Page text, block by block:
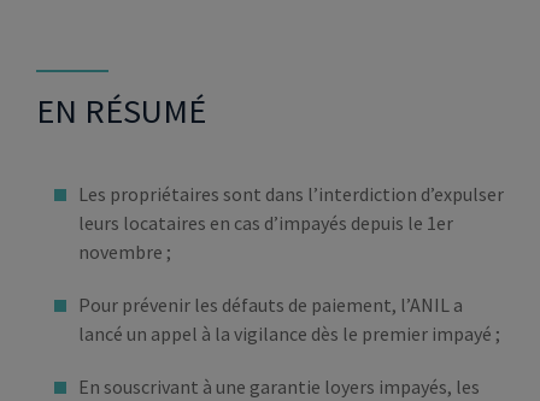
EN RÉSUMÉ
Les propriétaires sont dans l’interdiction d’expulser
leurs locataires en cas d’impayés depuis le 1er
novembre ;
Pour prévenir les défauts de paiement, l’ANIL a
lancé un appel à la vigilance dès le premier impayé ;
En souscrivant à une garantie loyers impayés, les